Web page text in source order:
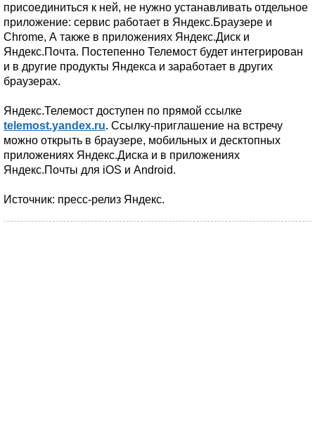
присоединиться к ней, не нужно устанавливать отдельное
приложение: сервис работает в Яндекс.Браузере и
Chrome, А также в приложениях Яндекс.Диск и
Яндекс.Почта. Постепенно Телемост будет интегрирован
и в другие продукты Яндекса и заработает в других
браузерах.
Яндекс.Телемост доступен по прямой ссылке
telemost.yandex.ru. Ссылку-приглашение на встречу
можно открыть в браузере, мобильных и десктопных
приложениях Яндекс.Диска и в приложениях
Яндекс.Почты для iOS и Android.
Источник: пресс-релиз Яндекс.